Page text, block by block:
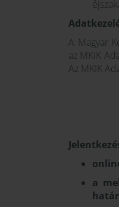
A Magyar
az MKIK
Az MKIK
a